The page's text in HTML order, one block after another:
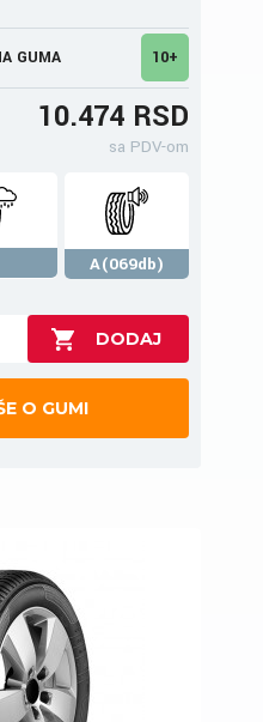
GUMA 10+
10.474 RSD
sa PDV-om
A(069db)
O GUMI